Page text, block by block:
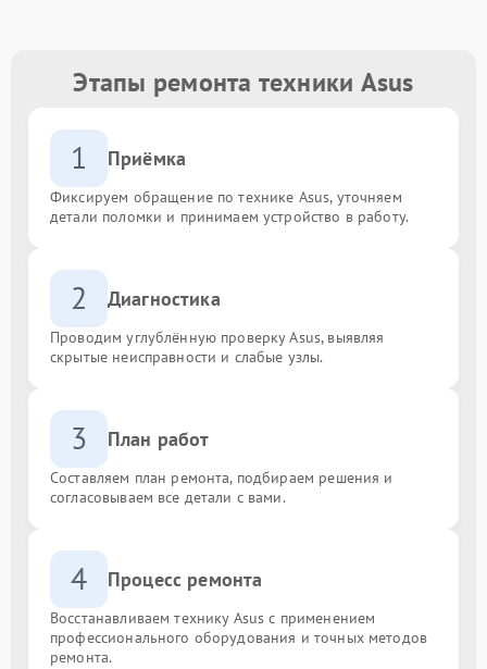
Этапы ремонта техники Asus
1 Приёмка
Фиксируем обращение по технике Asus, уточняем
детали поломки и принимаем устройство в работу.
2 Диагностика
Проводим углублённую проверку Asus, выявляя
скрытые неисправности и слабые узлы.
3 План работ
Составляем план ремонта, подбираем решения и
согласовываем все детали с вами.
4 Процесс ремонта
Восстанавливаем технику Asus с применением
профессионального оборудования и точных методов
ремонта.